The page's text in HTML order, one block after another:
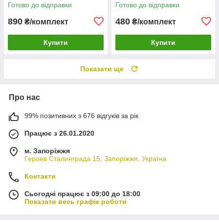
Готово до відправки
890 ₴/комплект
Купити
Готово до відправки
480 ₴/комплект
Купити
Показати ще
Про нас
99% позитивних з 676 відгуків за рік
Працює з 26.01.2020
м. Запоріжжя
Героев Сталинграда 15, Запоріжжя, Україна
Контакти
Сьогодні працює з 09:00 до 18:00
Показати весь графік роботи